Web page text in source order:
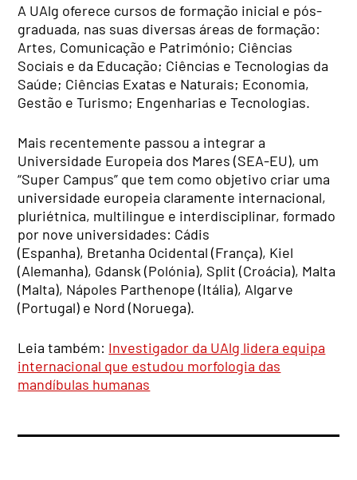
A UAlg oferece cursos de formação inicial e pós-
graduada, nas suas diversas áreas de formação:
Artes, Comunicação e Património; Ciências
Sociais e da Educação; Ciências e Tecnologias da
Saúde; Ciências Exatas e Naturais; Economia,
Gestão e Turismo; Engenharias e Tecnologias.
Mais recentemente passou a integrar a
Universidade Europeia dos Mares (SEA-EU), um
“Super Campus” que tem como objetivo criar uma
universidade europeia claramente internacional,
pluriétnica, multilingue e interdisciplinar, formado
por nove universidades: Cádis
(Espanha), Bretanha Ocidental (França), Kiel
(Alemanha), Gdansk (Polónia), Split (Croácia), Malta
(Malta), Nápoles Parthenope (Itália), Algarve
(Portugal) e Nord (Noruega).
Leia também: Investigador da UAlg lidera equipa
internacional que estudou morfologia das
mandíbulas humanas